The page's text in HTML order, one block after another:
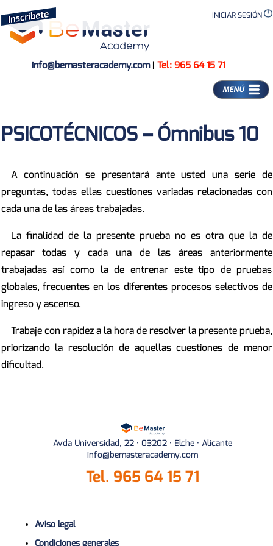
INICIAR SESIÓN
info@bemasteracademy.com| Tel: 965 64 15 71
MENÚ
PSICOTÉCNICOS – Ómnibus 10
A continuación se presentará ante usted una serie de
preguntas, todas ellas cuestiones variadas relacionadas con
cada una de las áreas trabajadas.
La finalidad de la presente prueba no es otra que la de
repasar todas y cada una de las áreas anteriormente
trabajadas así como la de entrenar este tipo de pruebas
globales, frecuentes en los diferentes procesos selectivos de
ingreso y ascenso.
Trabaje con rapidez a la hora de resolver la presente prueba,
priorizando la resolución de aquellas cuestiones de menor
dificultad.
Avda Universidad, 22 · 03202 · Elche · Alicante
info@bemasteracademy.com
Tel. 965 64 15 71
Aviso legal
Condiciones generales